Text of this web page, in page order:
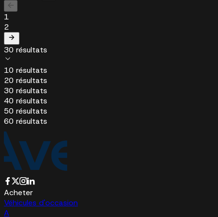
1
2
30 résultats
10 résultats
20 résultats
30 résultats
40 résultats
50 résultats
60 résultats
Acheter
Véhicules d'occasion
A